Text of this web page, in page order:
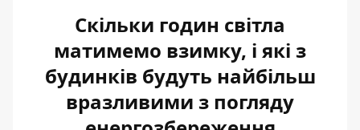
Скільки годин світла
матимемо взимку, і які з
будинків будуть найбільш
вразливими з погляду